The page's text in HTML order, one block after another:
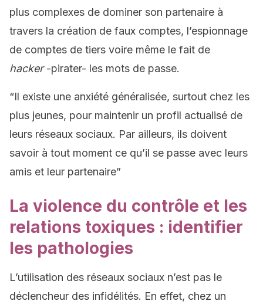
plus complexes de dominer son partenaire à
travers la création de faux comptes, l’espionnage
de comptes de tiers voire même le fait de
hacker-pirater- les mots de passe.
“Il existe une anxiété généralisée, surtout chez les
plus jeunes, pour maintenir un profil actualisé de
leurs réseaux sociaux. Par ailleurs, ils doivent
savoir à tout moment ce qu’il se passe avec leurs
amis et leur partenaire”
La violence du contrôle et les
relations toxiques : identifier
les pathologies
L’utilisation des réseaux sociaux n’est pas le
déclencheur des infidélités. En effet, chez un